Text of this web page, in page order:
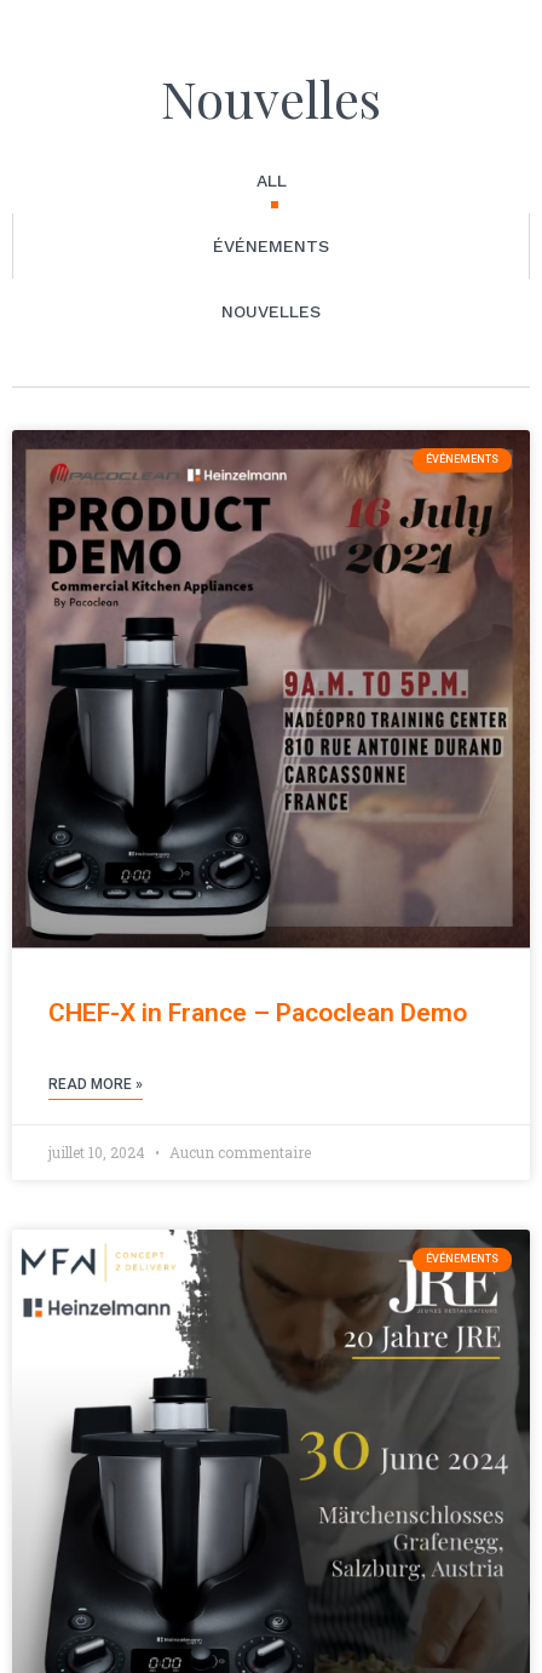
Nouvelles
ALL
ÉVÉNEMENTS
NOUVELLES
ÉVÉNEMENTS
CHEF-X in France – Pacoclean Demo
READ MORE »
juillet 10, 2024 Aucun commentaire
ÉVÉNEMENTS